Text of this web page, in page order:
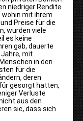
niedriger Rendite
mit ihrem
Preise für die
wurden viele
es keine
gab, dauerte
mit
in den
für die
deren
gesorgt hatten,
Verluste
aus den
sie, dass sich